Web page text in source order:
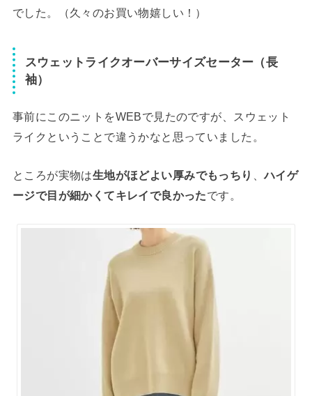
でした。（久々のお買い物嬉しい！）
スウェットライクオーバーサイズセーター（長
袖）
事前にこのニットをWEBで見たのですが、スウェット
ライクということで違うかなと思っていました。
ところが実物は生地がほどよい厚みでもっちり 、ハイゲ
ージで目が細かくてキレイで良かったです。